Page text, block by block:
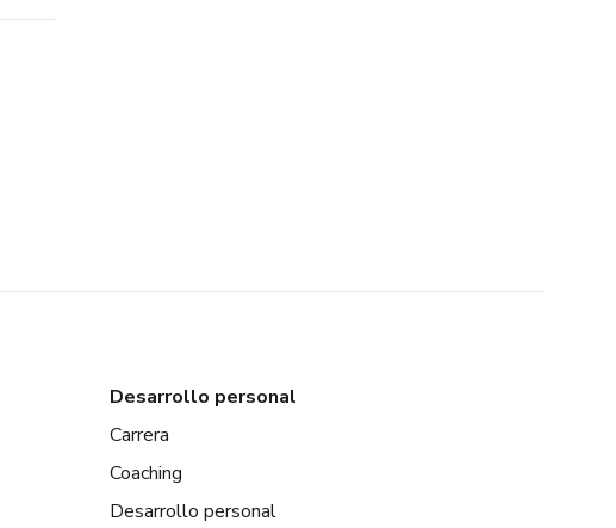
Desarrollo personal
Carrera
Coaching
Desarrollo personal